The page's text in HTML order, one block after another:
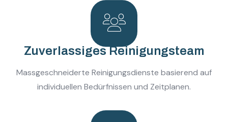
Zuverlassiges Reinigungsteam
Massgeschneiderte Reinigungsdienste basierend auf
individuellen Bedürfnissen und Zeitplanen.